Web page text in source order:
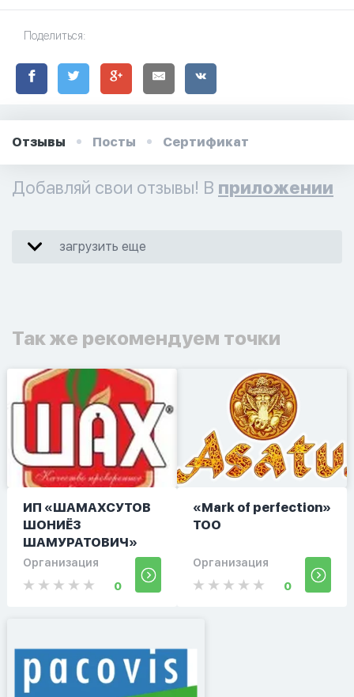
Поделиться:
Отзывы Посты Сертификат
Добавляй свои отзывы! В приложении
загрузить еще
Так же рекомендуем точки
ИП «ШАМАХСУТОВ
ШОНИЁЗ
ШАМУРАТОВИЧ»
Организация
0
«Mark of perfection»
ТОО
Организация
0